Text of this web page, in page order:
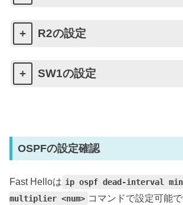
R2の設定
SW1の設定
OSPFの設定確認
Fast Helloは ip ospf dead-interval
multiplier <num> コマンドで設定可能で